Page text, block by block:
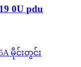
0U pdu